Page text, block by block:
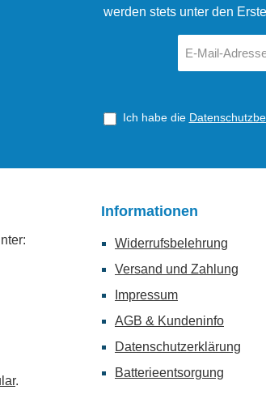
werden stets unter den
Mail-
Ich habe die
.
Informationen
Widerrufsbelehrung
Versand und Zahlung
Impressum
AGB & Kundeninfo
Datenschutzerklärung
Batterieentsorgung